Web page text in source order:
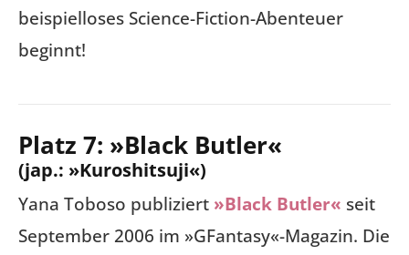
beispielloses Science-Fiction-Abenteuer
beginnt!
Platz 7: »Black Butler«
(jap.: »Kuroshitsuji«)
Yana Toboso publiziert »Black Butler« seit
September 2006 im »GFantasy«-Magazin. Die